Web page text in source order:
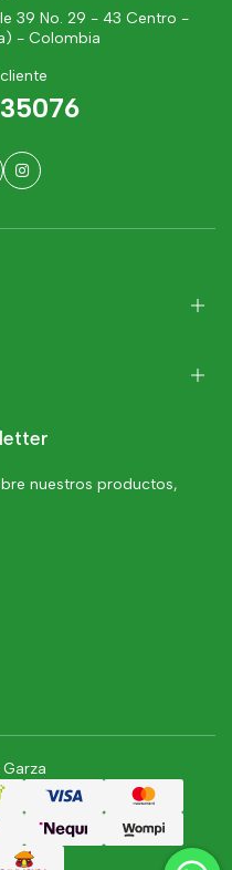
39 No. 29 - 43 Centro -
- Colombia
nuestros productos,